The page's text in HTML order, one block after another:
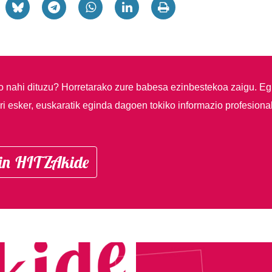
nahi dituzu? Horretarako zure babesa ezinbestekoa zaigu.
esker, euskaratik eginda dagoen tokiko informazio
HITZAkide